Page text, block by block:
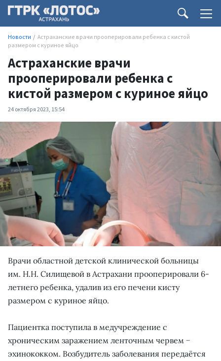
Новости
Астраханские врачи прооперировали ребенка с кистой
размером с куриное яйцо
Астраханские врачи
прооперировали ребенка с
кистой размером с куриное яйцо
24 октября 2023, 15:54
Врачи областной детской клинической больницы
им. Н.Н. Силищевой в Астрахани прооперировали 6-
летнего ребенка, удалив из его печени кисту
размером с куриное яйцо.
Пациентка поступила в медучреждение с
хроническим заражением ленточным червем −
эхинококком. Возбудитель заболевания передаётся